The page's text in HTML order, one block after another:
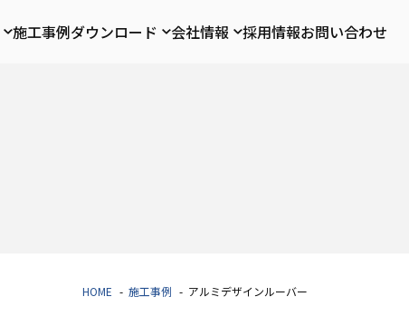
施工事例ダウンロード 会社情報 採用情報お問い合わせ
HOME 施工事例 アルミデザインルーバー